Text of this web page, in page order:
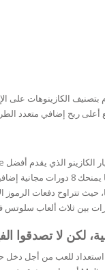
&
HAIR
&
عرض ترحيبي اليوم! في ميزة الدورات
للعب من أجل